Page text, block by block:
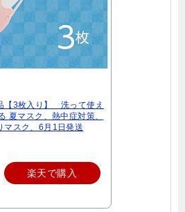
3枚入り】 洗って使え
夏マスク、熱中症対策、
マスク、6月1日発送
楽天で購入